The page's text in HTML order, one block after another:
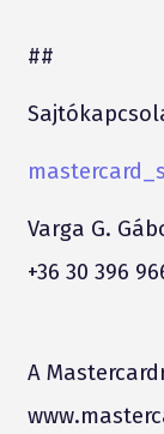
##
Sajt
Varga G.
+36 30 396
A